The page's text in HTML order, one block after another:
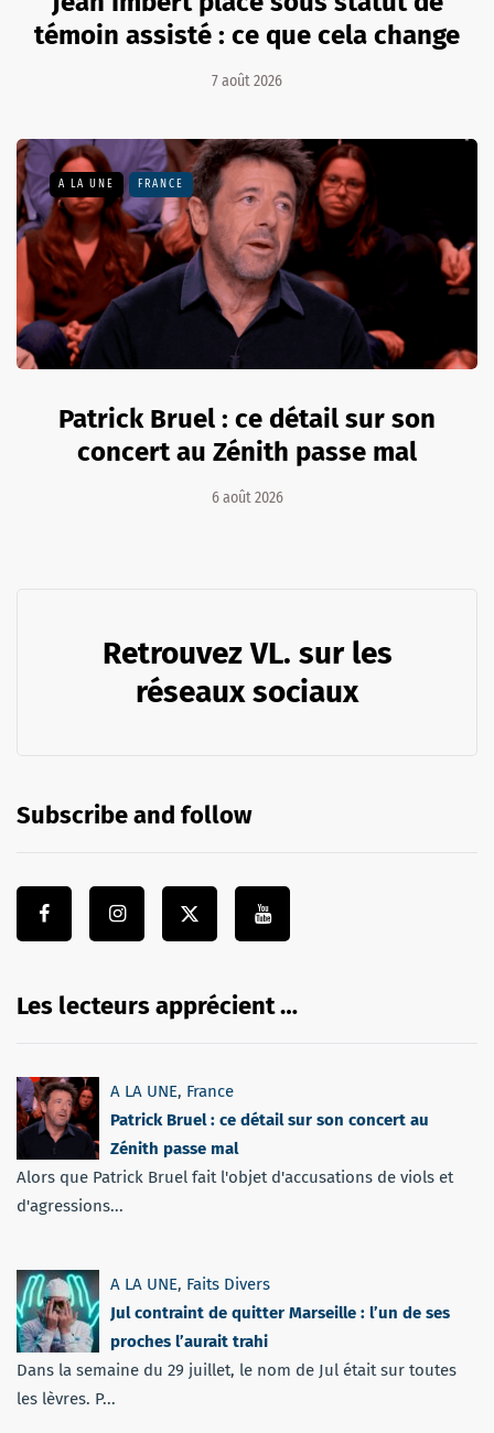
témoin assisté : ce que cela change
7 août 2026
A LA UNE FRANCE
Patrick Bruel : ce détail sur son
concert au Zénith passe mal
6 août 2026
Retrouvez VL. sur les
réseaux sociaux
Subscribe and follow
Les lecteurs apprécient …
A LA UNE, France
Patrick Bruel : ce détail sur son concert au
Zénith passe mal
Alors que Patrick Bruel fait l'objet d'accusations de viols et
d'agressions...
A LA UNE, Faits Divers
Jul contraint de quitter Marseille : l’un de ses
proches l’aurait trahi
Dans la semaine du 29 juillet, le nom de Jul était sur toutes
les lèvres. P...